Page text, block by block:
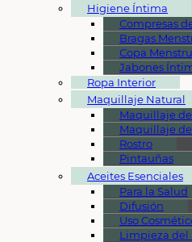
Higiene Íntima
Compresas
Bragas
Copa
Jabones
Ropa Interior
Maquillaje Natural
Maquillaje
Maquillaje
Rostro
Pintauñas
Aceites Esenciales
Para la Salud
Difusión
Uso
Limpieza del